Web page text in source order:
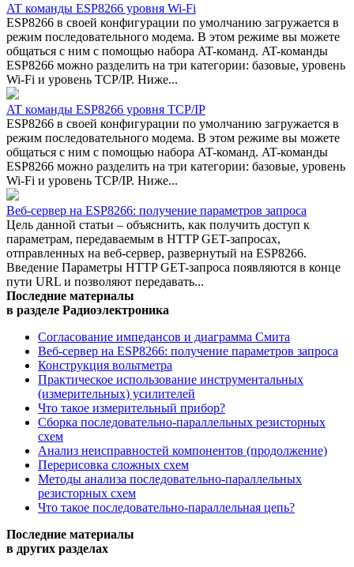
AT команды ESP8266 уровня Wi-Fi
ESP8266 в своей конфигурации по умолчанию загружается в
режим последовательного модема. В этом режиме вы можете
общаться с ним с помощью набора AT-команд. AT-команды
ESP8266 можно разделить на три категории: базовые, уровень
Wi-Fi и уровень TCP/IP. Ниже...
AT команды ESP8266 уровня TCP/IP
ESP8266 в своей конфигурации по умолчанию загружается в
режим последовательного модема. В этом режиме вы можете
общаться с ним с помощью набора AT-команд. AT-команды
ESP8266 можно разделить на три категории: базовые, уровень
Wi-Fi и уровень TCP/IP. Ниже...
Веб-сервер на ESP8266: получение параметров запроса
Цель данной статьи – объяснить, как получить доступ к
параметрам, передаваемым в HTTP GET-запросах,
отправленных на веб-сервер, развернутый на ESP8266.
Введение Параметры HTTP GET-запроса появляются в конце
пути URL и позволяют передавать...
Последние материалы
в разделе Радиоэлектроника
Согласование импедансов и диаграмма Смита
Веб-сервер на ESP8266: получение параметров запроса
Конструкция вольтметра
Практическое использование инструментальных
(измерительных) усилителей
Что такое измерительный прибор?
Сборка последовательно-параллельных резисторных
схем
Анализ неисправностей компонентов (продолжение)
Перерисовка сложных схем
Методы анализа последовательно-параллельных
резисторных схем
Что такое последовательно-параллельная цепь?
Последние материалы
в других разделах